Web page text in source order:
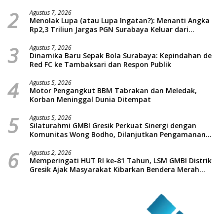
2 Agustus 7, 2026
Menolak Lupa (atau Lupa Ingatan?): Menanti Angka
Rp2,3 Triliun Jargas PGN Surabaya Keluar dari
3 Agustus 7, 2026
Dinamika Baru Sepak Bola Surabaya: Kepindahan de
Red FC ke Tambaksari dan Respon Publik
4 Agustus 5, 2026
Motor Pengangkut BBM Tabrakan dan Meledak,
Korban Meninggal Dunia Ditempat
5 Agustus 5, 2026
Silaturahmi GMBI Gresik Perkuat Sinergi dengan
Komunitas Wong Bodho, Dilanjutkan Pengamanan
Massal dan Santunan Anak Yatim
6 Agustus 2, 2026
Memperingati HUT RI ke-81 Tahun, LSM GMBI Distrik
Gresik Ajak Masyarakat Kibarkan Bendera Merah